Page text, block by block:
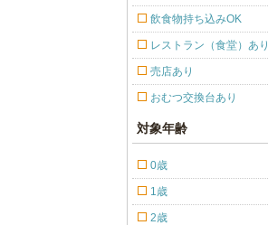
飲食物持ち込みOK
レストラン（食堂）あり
売店あり
おむつ交換台あり
対象年齢
0歳
1歳
2歳